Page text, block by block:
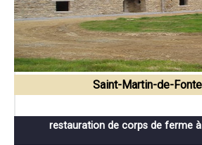
Saint-Martin-de-
restauration de corps de ferme